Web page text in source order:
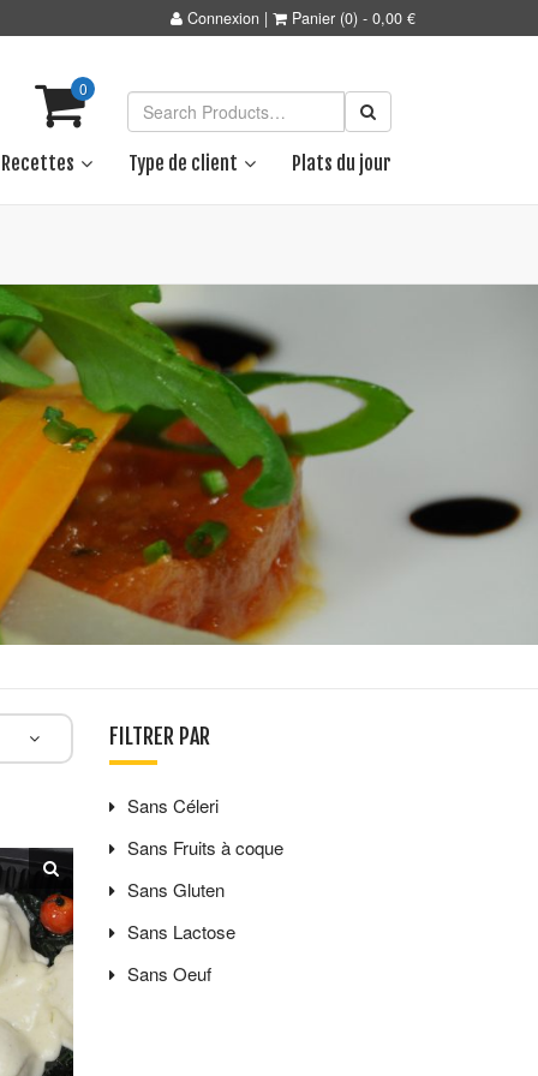
Connexion | Panier (0) - 0,00 €
0
Recettes Type de client Plats du jour
FILTRER PAR
Sans Céleri
Sans Fruits à coque
Sans Gluten
Sans Lactose
Sans Oeuf